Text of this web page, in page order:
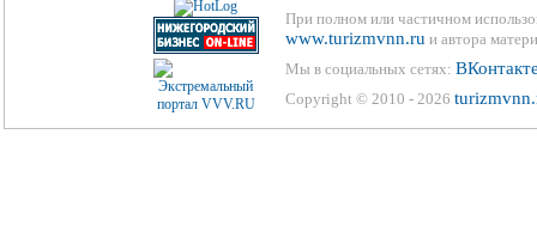
При полном или частичном
www.turizmvnn.ru и автора
Мы в социальных сетях:
Copyright © 2010 - 2026